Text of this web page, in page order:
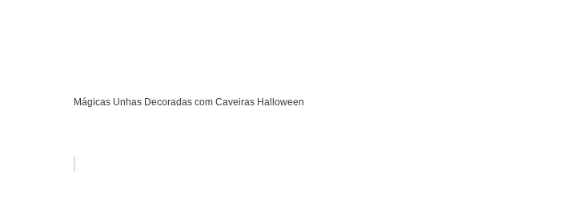
Mágicas Unhas Decoradas com Caveiras Halloween